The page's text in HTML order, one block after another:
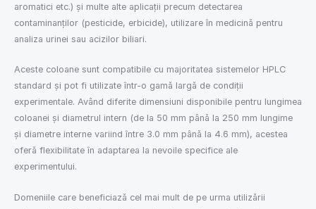
aromatici etc.) și multe alte aplicații precum detectarea
contaminanților (pesticide, erbicide), utilizare în medicină pentru
analiza urinei sau acizilor biliari.
Aceste coloane sunt compatibile cu majoritatea sistemelor HPLC
standard și pot fi utilizate într-o gamă largă de condiții
experimentale. Având diferite dimensiuni disponibile pentru lungimea
coloanei și diametrul intern (de la 50 mm până la 250 mm lungime
și diametre interne variind între 3.0 mm până la 4.6 mm), acestea
oferă flexibilitate în adaptarea la nevoile specifice ale
experimentului.
Domeniile care beneficiază cel mai mult de pe urma utilizării